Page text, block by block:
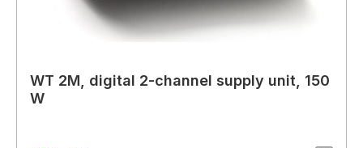
WT 2M, digital 2-channel supply unit, 150
W